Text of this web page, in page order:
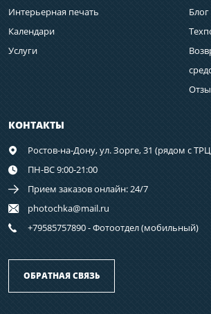
Интерьерная печать
Календари
Услуги
Блог
КОНТАКТЫ
Ростов-на-Дону,ул. Зорге, 31 (рядом с
ПН-ВС 9:00-21:00
Прием заказов онлайн: 24/7
photochka@mail.ru
+79585757890 - Фотоотдел (мобильный)
ОБРАТНАЯ СВЯЗЬ